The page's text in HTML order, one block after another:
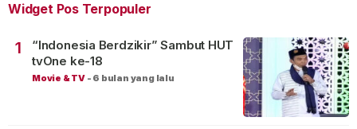
Widget Pos Terpopuler
1
“Indonesia Berdzikir” Sambut HUT
tvOne ke-18
Movie & TV - 6 bulan yang lalu